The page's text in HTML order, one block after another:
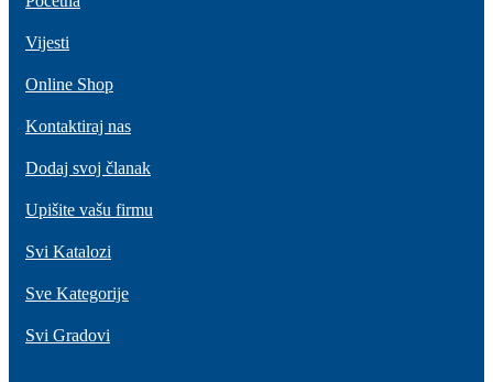
Vijesti
Online Shop
Kontaktiraj nas
Dodaj svoj članak
Upišite vašu firmu
Svi Katalozi
Sve Kategorije
Svi Gradovi